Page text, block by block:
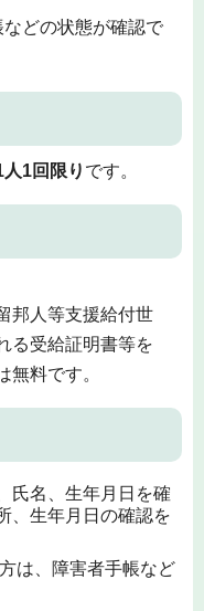
どの状態が確認で
人1回限り です。
邦人等支援給付世
る受給証明書等を
無料です。
氏名、生年月日を確
、生年月日の確認を
は、障害者手帳など